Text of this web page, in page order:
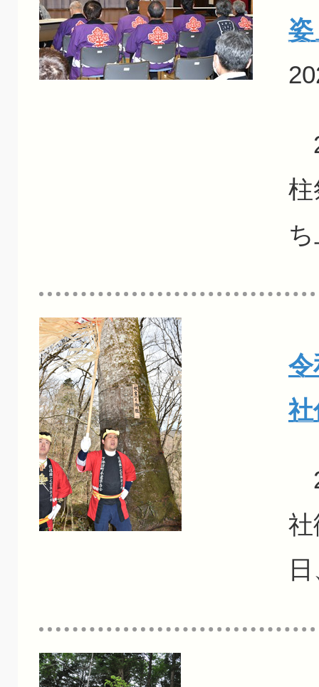
姿
柱
令
社
社